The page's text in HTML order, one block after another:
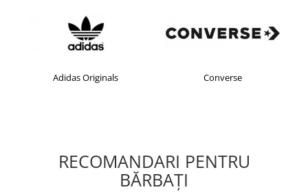
Adidas Originals Converse
RECOMANDARI PENTRU
BĂRBAŢI